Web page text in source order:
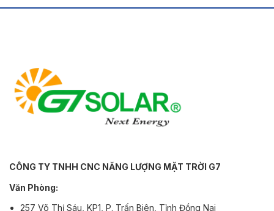
CÔNG TY TNHH CNC NĂNG LƯỢNG MẶT TRỜI G7
Văn Phòng:
257 Võ Thị Sáu, KP1, P. Trấn Biên, Tỉnh Đồng Nai